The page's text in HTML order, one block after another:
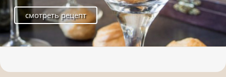
смотреть рецепт